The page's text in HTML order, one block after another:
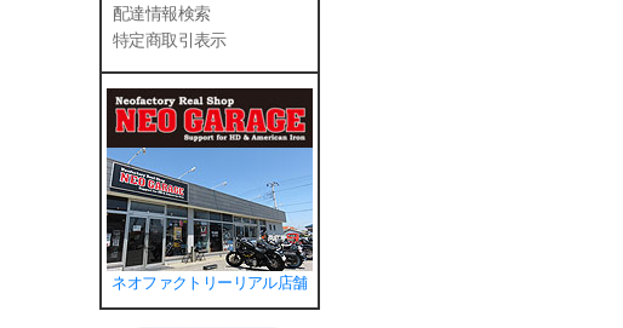
配達情報検索
特定商取引表示
ネオファクトリーリアル店舗